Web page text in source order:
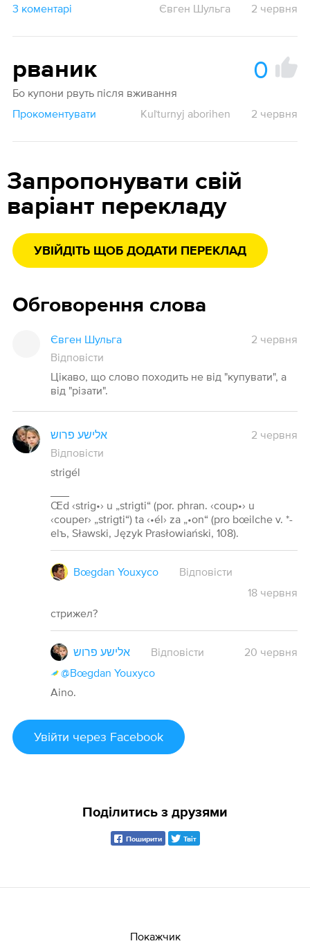
3 коментарі Євген Шульга 2 червня
рваник 0
Бо купони рвуть після вживання
Прокоментувати
Kuľturnyj aborihen 2 червня
Запропонувати свій
варіант перекладу
УВІЙДІТЬ ЩОБ ДОДАТИ ПЕРЕКЛАД
Обговорення слова
Євген Шульга
2 червня
Відповісти
Цікаво, що слово походить не від "купувати", а
від "різати".
אלישע פרוש
2 червня
Відповісти
strigél
Œd ‹strig•› u „strigti“ (por. phran. ‹coup•› u
‹couper› „strigti“) ta ‹•él› za „•on“ (pro bœilche v. *-
elъ, Sławski, Język Prasłowiański, 108).
Bœgdan Youxyco
Відповісти
18 червня
стрижел?
אלישע פרוש Відповісти 20 червня
@Bœgdan Youxyco
Aino.
Увійти через Facebook
Поділитись з друзями
Поширити Твіт
Покажчик